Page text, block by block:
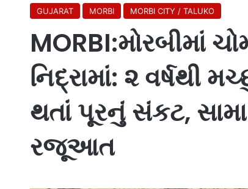
GUJARAT MORBI MORBI CITY / TALUKO
MORBI:મોરબીમાં
નિદ્રામાં: ૨ વર્ષથી
થતાં પૂરનું સંકટ,
રજૂઆત